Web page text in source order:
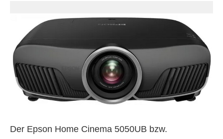
Der Epson Home Cinema 5050UB bzw.